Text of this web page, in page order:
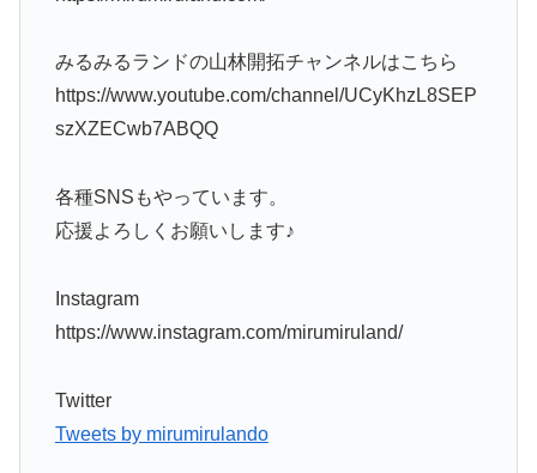
みるみるランドの山林開拓チャンネルはこちら
https://www.youtube.com/channel/UCyKhzL8SEP
szXZECwb7ABQQ
各種SNSもやっています。
応援よろしくお願いします♪
Instagram
https://www.instagram.com/mirumiruland/
Twitter
Tweets by mirumirulando